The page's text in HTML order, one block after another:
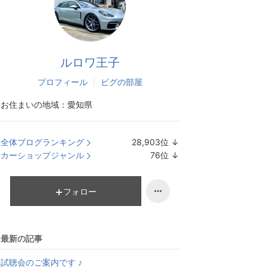
ルロワ王子
プロフィール ピグの部屋
お住まいの地域： 愛知県
全体ブログランキング 28,903位 ↓
カーショップジャンル 76位 ↓
フォロー
最新の記事
試聴会のご案内です ♪